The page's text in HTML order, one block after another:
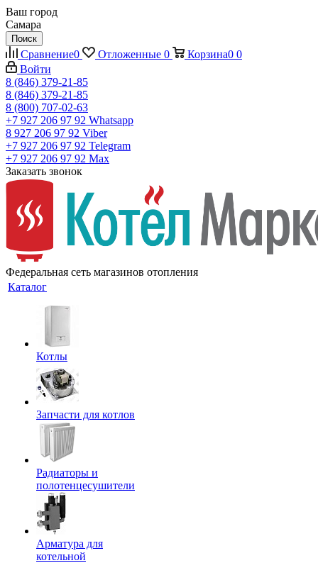
Ваш город
Самара
Поиск
Сравнение0 Отложенные 0 Корзина0 0
Войти
8 (846) 379-21-85
8 (846) 379-21-85
8 (800) 707-02-63
+7 927 206 97 92 Whatsapp
8 927 206 97 92 Viber
+7 927 206 97 92 Telegram
+7 927 206 97 92 Max
Заказать звонок
Федеральная сеть магазинов отопления
Каталог
Котлы
Запчасти для котлов
Радиаторы и
полотенцесушители
Арматура для
котельной